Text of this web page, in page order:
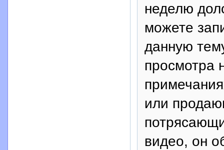
неделю
можете
данную
просмотра
или
видео, он